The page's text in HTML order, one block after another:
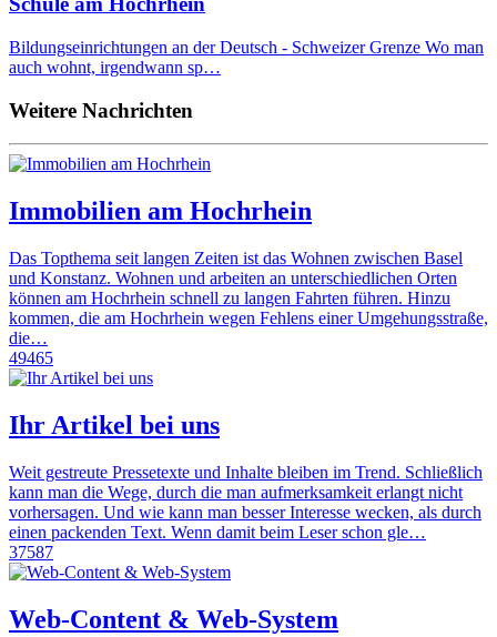
Bildungseinrichtungen an der Deutsch - Schweizer Grenze Wo man
auch wohnt, irgendwann sp…
Weitere Nachrichten
Immobilien am Hochrhein
Das Topthema seit langen Zeiten ist das Wohnen zwischen Basel
und Konstanz. Wohnen und arbeiten an unterschiedlichen Orten
können am Hochrhein schnell zu langen Fahrten führen. Hinzu
kommen, die am Hochrhein wegen Fehlens einer Umgehungsstraße,
die…
49465
Ihr Artikel bei uns
Weit gestreute Pressetexte und Inhalte bleiben im Trend. Schließlich
kann man die Wege, durch die man aufmerksamkeit erlangt nicht
vorhersagen. Und wie kann man besser Interesse wecken, als durch
einen packenden Text. Wenn damit beim Leser schon gle…
37587
Web-Content & Web-System